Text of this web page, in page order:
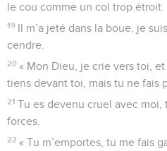
le cou comme un col trop étroit.
19 Il m’a jeté dans la boue, je
cendre.
20 « Mon Dieu, je crie vers toi,
tiens devant toi, mais tu ne fais
21 Tu es devenu cruel avec moi,
forces.
22 « Tu m’emportes, tu me fais